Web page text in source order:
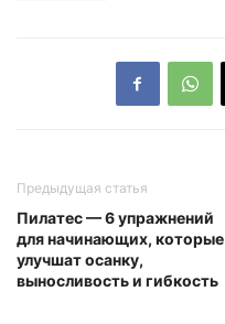
Предыдущая статья
Пилатес — 6 упражнений
для начинающих, которые
улучшат осанку,
выносливость и гибкость